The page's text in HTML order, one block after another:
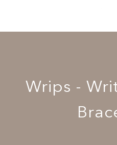
Wrips -